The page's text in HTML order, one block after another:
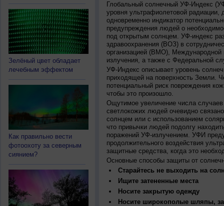
Зелёный цвет обладает
лечебным эффектом
Как правильно вести
фотоохоту за северным
сиянием?
Глобальный солнечный УФ-Индекс
уровня ультрафиолетовой
одновременно индикатор
предупреждения людей о
под открытым солнцем. УФ-индекс
здравоохранения (ВОЗ) в
организацией (ВМО), Международной
излучения, а также с Федеральной
УФ-Индекс описывает уровень
приходящей на поверхность Земли.
потенциальный риск повреждения
чтобы это произошло.
Ощутимое увеличение числа
светлокожих людей очевидно
солнцем или с использованием
что привычки людей подолгу
поражений УФ-излучением. УФИ
продолжительного воздействия
защитные средства, когда это
Основные способы защиты от
Старайтесь не выходить на
Ищите затененные места
Носите закрытую одежду
Носите широкополые шляпы,